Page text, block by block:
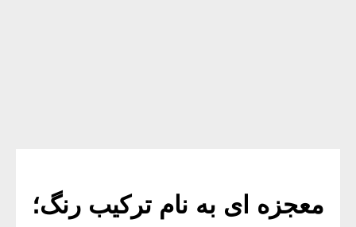
معجزه ای به نام ترکیب رنگ؛